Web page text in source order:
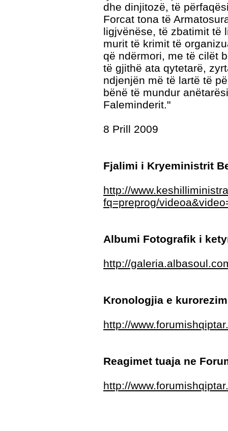
dhe dinjitozë, të
Forcat tona të
ligjvënëse, të zbatimit të
murit të krimit të
që ndërmori, me të cilët
të gjithë ata qytetarë,
ndjenjën më të lartë të
bënë të mundur
Faleminderit."
8 Prill 2009
Fjalimi i Kryeministrit
http://
fq=preprog/
Albumi Fotografik i
http://
Kronologjia e
http://
Reagimet tuaja ne
http://